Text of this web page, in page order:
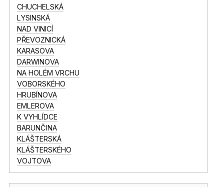
CHUCHELSKÁ
LYSINSKÁ
NAD VINICÍ
PŘEVOZNICKÁ
KARASOVA
DARWINOVA
NA HOLÉM VRCHU
VOBORSKÉHO
HRUBÍNOVA
EMLEROVA
K VYHLÍDCE
BARUNČINA
KLÁŠTERSKÁ
KLÁŠTERSKÉHO
VOJTOVA